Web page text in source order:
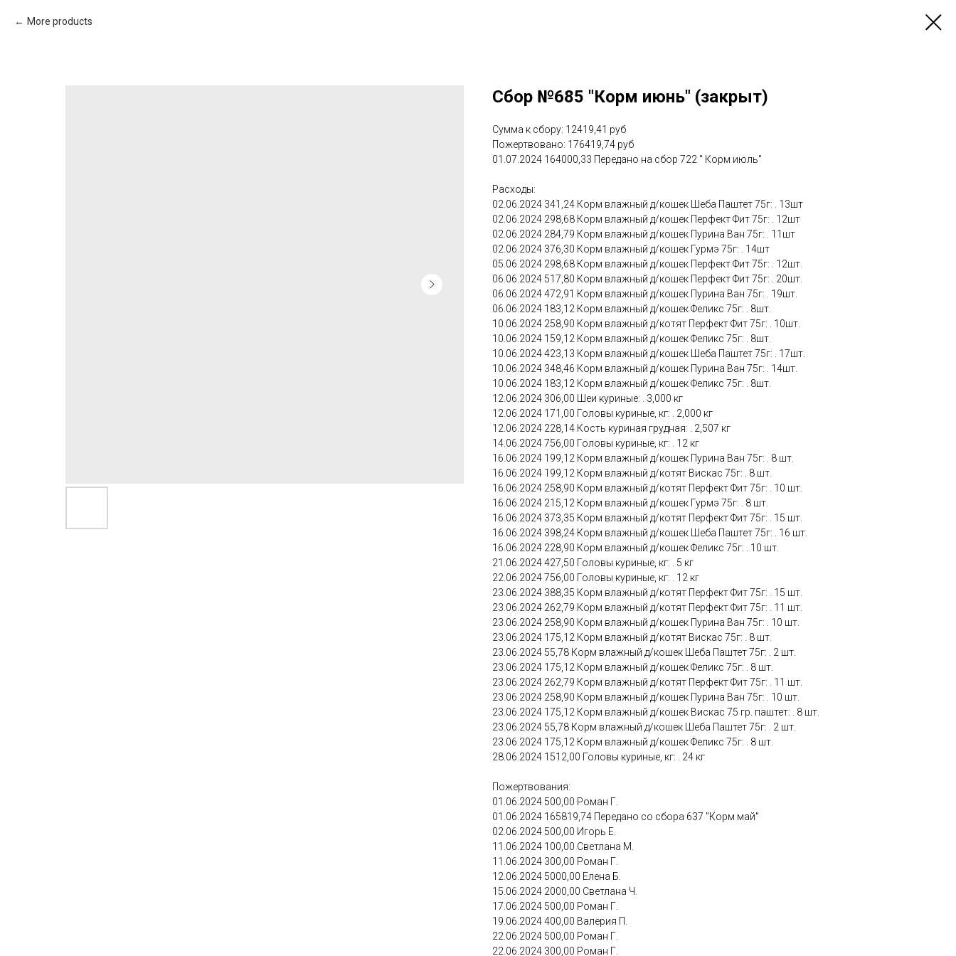
More products
Сбор №685 "Корм июнь" (закрыт)
Сумма к сбору: 12419,41 руб
Пожертвовано: 176419,74 руб
01.07.2024 164000,33 Передано на сбор 722 " Корм июль"
Расходы:
02.06.2024 341,24 Корм влажный д/кошек Шеба Паштет 75г: . 13шт
02.06.2024 298,68 Корм влажный д/кошек Перфект Фит 75г: . 12шт
02.06.2024 284,79 Корм влажный д/кошек Пурина Ван 75г: . 11шт
02.06.2024 376,30 Корм влажный д/кошек Гурмэ 75г: . 14шт
05.06.2024 298,68 Корм влажный д/кошек Перфект Фит 75г: . 12шт.
06.06.2024 517,80 Корм влажный д/кошек Перфект Фит 75г: . 20шт.
06.06.2024 472,91 Корм влажный д/кошек Пурина Ван 75г: . 19шт.
06.06.2024 183,12 Корм влажный д/кошек Феликс 75г: . 8шт.
10.06.2024 258,90 Корм влажный д/котят Перфект Фит 75г: . 10шт.
10.06.2024 159,12 Корм влажный д/кошек Феликс 75г: . 8шт.
10.06.2024 423,13 Корм влажный д/кошек Шеба Паштет 75г: . 17шт.
10.06.2024 348,46 Корм влажный д/кошек Пурина Ван 75г: . 14шт.
10.06.2024 183,12 Корм влажный д/кошек Феликс 75г: . 8шт.
12.06.2024 306,00 Шеи куриные: . 3,000 кг
12.06.2024 171,00 Головы куриные, кг: . 2,000 кг
12.06.2024 228,14 Кость куриная грудная: . 2,507 кг
14.06.2024 756,00 Головы куриные, кг: . 12 кг
16.06.2024 199,12 Корм влажный д/кошек Пурина Ван 75г: . 8 шт.
16.06.2024 199,12 Корм влажный д/котят Вискас 75г: . 8 шт.
16.06.2024 258,90 Корм влажный д/котят Перфект Фит 75г: . 10 шт.
16.06.2024 215,12 Корм влажный д/кошек Гурмэ 75г: . 8 шт.
16.06.2024 373,35 Корм влажный д/котят Перфект Фит 75г: . 15 шт.
16.06.2024 398,24 Корм влажный д/кошек Шеба Паштет 75г: . 16 шт.
16.06.2024 228,90 Корм влажный д/кошек Феликс 75г: . 10 шт.
21.06.2024 427,50 Головы куриные, кг: . 5 кг
22.06.2024 756,00 Головы куриные, кг: . 12 кг
23.06.2024 388,35 Корм влажный д/котят Перфект Фит 75г: . 15 шт.
23.06.2024 262,79 Корм влажный д/котят Перфект Фит 75г: . 11 шт.
23.06.2024 258,90 Корм влажный д/кошек Пурина Ван 75г: . 10 шт.
23.06.2024 175,12 Корм влажный д/котят Вискас 75г: . 8 шт.
23.06.2024 55,78 Корм влажный д/кошек Шеба Паштет 75г: . 2 шт.
23.06.2024 175,12 Корм влажный д/кошек Феликс 75г: . 8 шт.
23.06.2024 262,79 Корм влажный д/котят Перфект Фит 75г: . 11 шт.
23.06.2024 258,90 Корм влажный д/кошек Пурина Ван 75г: . 10 шт.
23.06.2024 175,12 Корм влажный д/кошек Вискас 75 гр. паштет: . 8 шт.
23.06.2024 55,78 Корм влажный д/кошек Шеба Паштет 75г: . 2 шт.
23.06.2024 175,12 Корм влажный д/кошек Феликс 75г: . 8 шт.
28.06.2024 1512,00 Головы куриные, кг: . 24 кг
Пожертвования:
01.06.2024 500,00 Роман Г.
01.06.2024 165819,74 Передано со сбора 637 "Корм май"
02.06.2024 500,00 Игорь Е.
11.06.2024 100,00 Светлана М.
11.06.2024 300,00 Роман Г.
12.06.2024 5000,00 Елена Б.
15.06.2024 2000,00 Светлана Ч.
17.06.2024 500,00 Роман Г.
19.06.2024 400,00 Валерия П.
22.06.2024 500,00 Роман Г.
22.06.2024 300,00 Роман Г.